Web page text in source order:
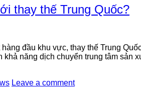
thay thế Trung Quốc?
đầu khu vực, thay thế Trung
năng dịch chuyển trung tâm sản
Leave a comment